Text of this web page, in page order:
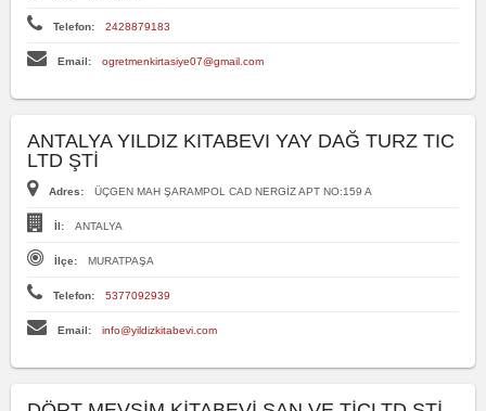
Telefon: 2428879183
Email: ogretmenkirtasiye07@gmail.com
ANTALYA YILDIZ KITABEVI YAY DAĞ TURZ TIC
LTD ŞTİ
Adres: ÜÇGEN MAH ŞARAMPOL CAD NERGİZ APT NO:159 A
İl: ANTALYA
İlçe: MURATPAŞA
Telefon: 5377092939
Email: info@yildizkitabevi.com